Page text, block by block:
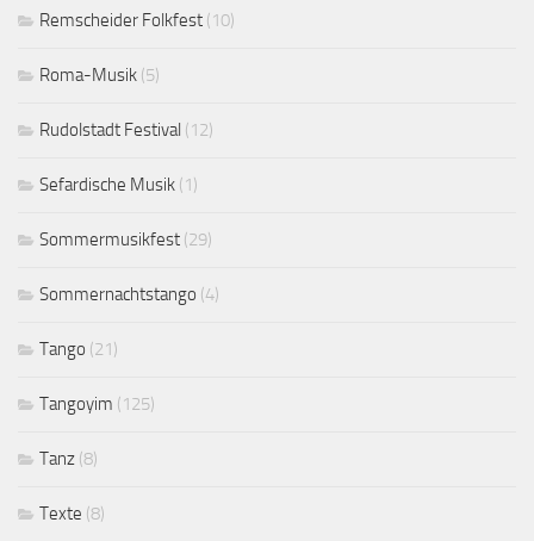
Remscheider Folkfest (10)
Roma-Musik (5)
Rudolstadt Festival (12)
Sefardische Musik (1)
Sommermusikfest (29)
Sommernachtstango (4)
Tango (21)
Tangoyim (125)
Tanz (8)
Texte (8)